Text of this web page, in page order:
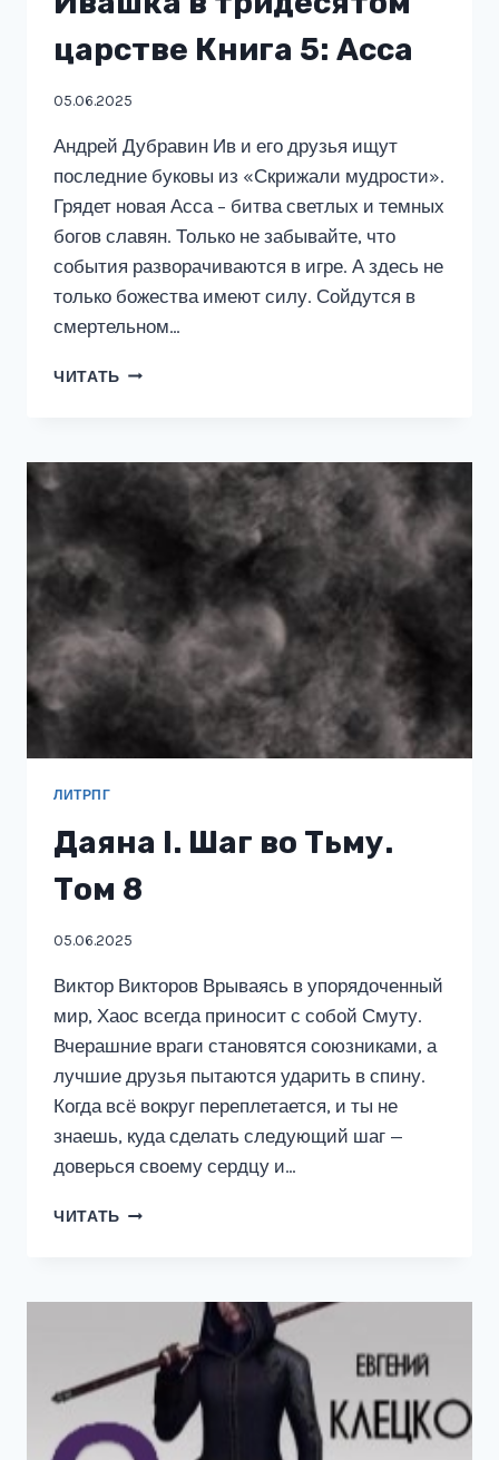
царстве Книга 5: Асса
05.06.2025
Андрей Дубравин Ив и его друзья ищут
последние буковы из «Скрижали мудрости».
Грядет новая Асса – битва светлых и темных
богов славян. Только не забывайте, что
события разворачиваются в игре. А здесь не
только божества имеют силу. Сойдутся в
смертельном…
ЧИТАТЬ ИВАШКА
КНИГА
ЛИТРПГ
Даяна I. Шаг во Тьму.
Том 8
05.06.2025
Виктор Викторов Врываясь в упорядоченный
мир, Хаос всегда приносит с собой Смуту.
Вчерашние враги становятся союзниками, а
лучшие друзья пытаются ударить в спину.
Когда всё вокруг переплетается, и ты не
знаешь, куда сделать следующий шаг —
доверься своему сердцу и…
ЧИТАТЬ ДАЯНА
ТЬМУ.